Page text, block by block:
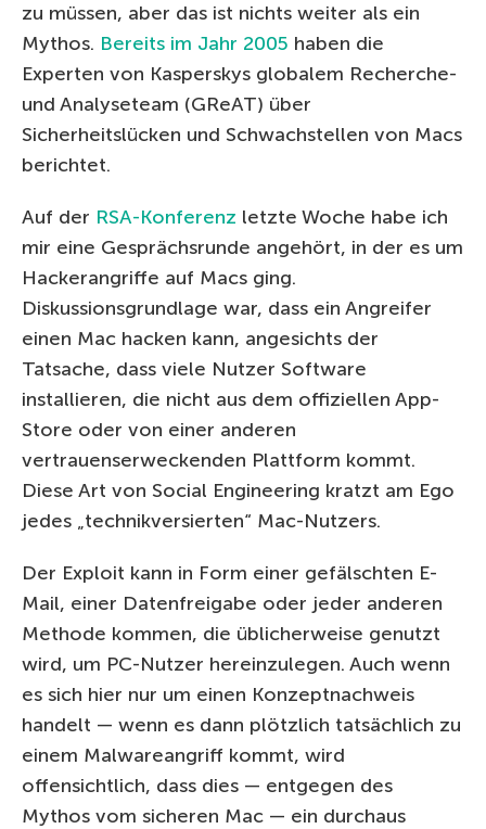
zu müssen, aber das ist nichts weiter als ein
Mythos. Bereits im Jahr 2005 haben die
Experten von Kasperskys globalem Recherche-
und Analyseteam (GReAT) über
Sicherheitslücken und Schwachstellen von Macs
berichtet.
Auf der RSA-Konferenz letzte Woche habe ich
mir eine Gesprächsrunde angehört, in der es um
Hackerangriffe auf Macs ging.
Diskussionsgrundlage war, dass ein Angreifer
einen Mac hacken kann, angesichts der
Tatsache, dass viele Nutzer Software
installieren, die nicht aus dem offiziellen App-
Store oder von einer anderen
vertrauenserweckenden Plattform kommt.
Diese Art von Social Engineering kratzt am Ego
jedes „technikversierten“ Mac-Nutzers.
Der Exploit kann in Form einer gefälschten E-
Mail, einer Datenfreigabe oder jeder anderen
Methode kommen, die üblicherweise genutzt
wird, um PC-Nutzer hereinzulegen. Auch wenn
es sich hier nur um einen Konzeptnachweis
handelt — wenn es dann plötzlich tatsächlich zu
einem Malwareangriff kommt, wird
offensichtlich, dass dies — entgegen des
Mythos vom sicheren Mac — ein durchaus